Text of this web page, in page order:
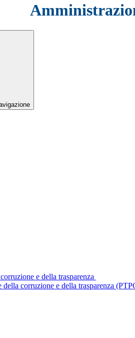
e della trasparenza
corruzione e della trasparenza